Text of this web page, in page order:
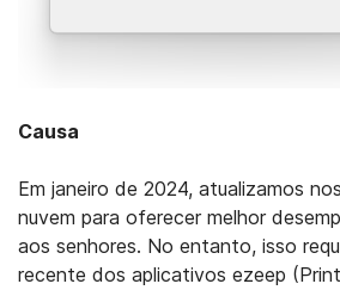
Causa
Em janeiro de 2024, atualizamos
nuvem para oferecer melhor
aos senhores. No entanto, isso
recente dos aplicativos ezeep